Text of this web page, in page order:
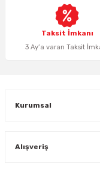
Bu ürüne benzer farklı
Taksit İmkanı
3 Ay’a varan Taksit
Kurumsal
Alışveriş